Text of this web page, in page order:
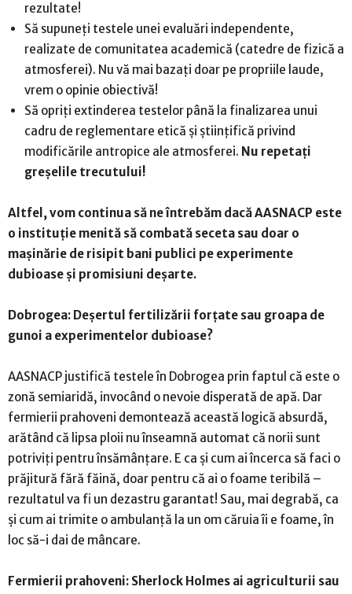
rezultate!
Să supuneți testele unei evaluări independente,
realizate de comunitatea academică (catedre de fizică a
atmosferei). Nu vă mai bazați doar pe propriile laude,
vrem o opinie obiectivă!
Să opriți extinderea testelor până la finalizarea unui
cadru de reglementare etică și științifică privind
modificările antropice ale atmosferei. Nu repetați
greșelile trecutului!
Altfel, vom continua să ne întrebăm dacă AASNACP este
o instituție menită să combată seceta sau doar o
mașinărie de risipit bani publici pe experimente
dubioase și promisiuni deșarte.
Dobrogea: Deșertul fertilizării forțate sau groapa de
gunoi a experimentelor dubioase?
AASNACP justifică testele în Dobrogea prin faptul că este o
zonă semiaridă, invocând o nevoie disperată de apă. Dar
fermierii prahoveni demontează această logică absurdă,
arătând că lipsa ploii nu înseamnă automat că norii sunt
potriviți pentru însămânțare. E ca și cum ai încerca să faci o
prăjitură fără făină, doar pentru că ai o foame teribilă –
rezultatul va fi un dezastru garantat! Sau, mai degrabă, ca
și cum ai trimite o ambulanță la un om căruia îi e foame, în
loc să-i dai de mâncare.
Fermierii prahoveni: Sherlock Holmes ai agriculturii sau